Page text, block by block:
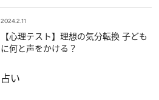
2024.2.11
【心理テスト】理想の気分転換 子ども
に何と声をかける？
占い